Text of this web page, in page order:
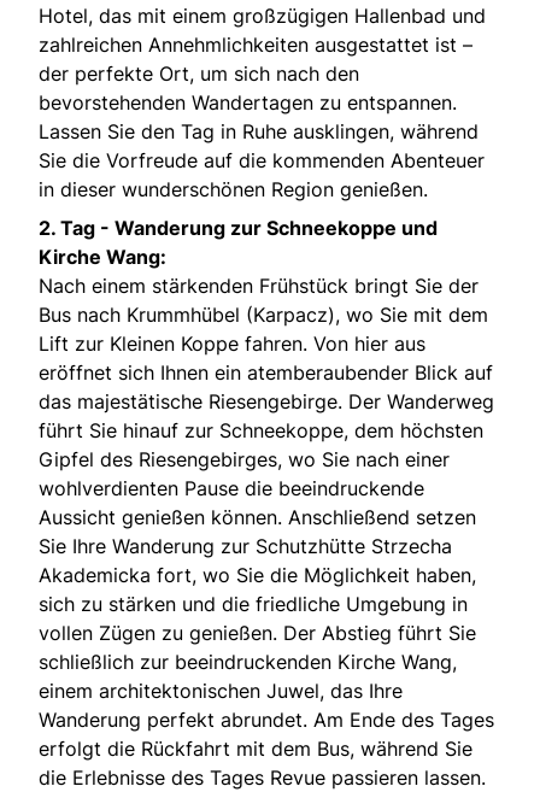
Hotel, das mit einem großzügigen Hallenbad und
zahlreichen Annehmlichkeiten ausgestattet ist –
der perfekte Ort, um sich nach den
bevorstehenden Wandertagen zu entspannen.
Lassen Sie den Tag in Ruhe ausklingen, während
Sie die Vorfreude auf die kommenden Abenteuer
in dieser wunderschönen Region genießen.
2. Tag - Wanderung zur Schneekoppe und
Kirche Wang:
Nach einem stärkenden Frühstück bringt Sie der
Bus nach Krummhübel (Karpacz), wo Sie mit dem
Lift zur Kleinen Koppe fahren. Von hier aus
eröffnet sich Ihnen ein atemberaubender Blick auf
das majestätische Riesengebirge. Der Wanderweg
führt Sie hinauf zur Schneekoppe, dem höchsten
Gipfel des Riesengebirges, wo Sie nach einer
wohlverdienten Pause die beeindruckende
Aussicht genießen können. Anschließend setzen
Sie Ihre Wanderung zur Schutzhütte Strzecha
Akademicka fort, wo Sie die Möglichkeit haben,
sich zu stärken und die friedliche Umgebung in
vollen Zügen zu genießen. Der Abstieg führt Sie
schließlich zur beeindruckenden Kirche Wang,
einem architektonischen Juwel, das Ihre
Wanderung perfekt abrundet. Am Ende des Tages
erfolgt die Rückfahrt mit dem Bus, während Sie
die Erlebnisse des Tages Revue passieren lassen.